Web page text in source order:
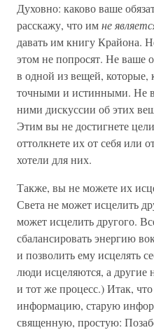
Духовно: каково ваше
расскажу, что имне
давать им книгу Крайона.
этом не попросят. Не ваше
в одной из вещей, которые,
точными и истинными. Не
ними дискуссии об этих
Этим вы не достигнете
оттолкнете их от себя или
хотели для них.
Также, вы не можете их
Света не может исцелить
может исцелить другого.
сбалансировать энергию
и позволить ему исцелять
люди исцеляются, а другие
и тот же процесс.) Итак,
информацию, старую
священную, простую: